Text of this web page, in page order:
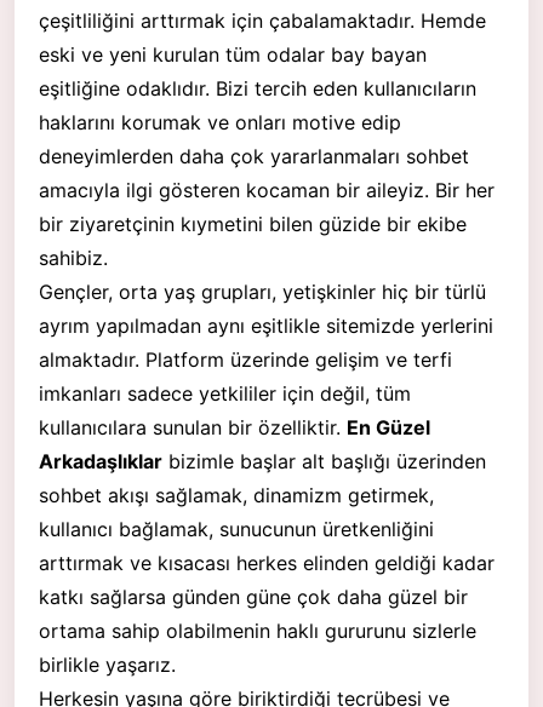
çeşitliliğini arttırmak için çabalamaktadır. Hemde
eski ve yeni kurulan tüm odalar bay bayan
eşitliğine odaklıdır. Bizi tercih eden kullanıcıların
haklarını korumak ve onları motive edip
deneyimlerden daha çok yararlanmaları sohbet
amacıyla ilgi gösteren kocaman bir aileyiz. Bir her
bir ziyaretçinin kıymetini bilen güzide bir ekibe
sahibiz.
Gençler, orta yaş grupları, yetişkinler hiç bir türlü
ayrım yapılmadan aynı eşitlikle sitemizde yerlerini
almaktadır. Platform üzerinde gelişim ve terfi
imkanları sadece yetkililer için değil, tüm
kullanıcılara sunulan bir özelliktir. En Güzel
Arkadaşlıklar bizimle başlar alt başlığı üzerinden
sohbet akışı sağlamak, dinamizm getirmek,
kullanıcı bağlamak, sunucunun üretkenliğini
arttırmak ve kısacası herkes elinden geldiği kadar
katkı sağlarsa günden güne çok daha güzel bir
ortama sahip olabilmenin haklı gururunu sizlerle
birlikle yaşarız.
Herkesin yaşına göre biriktirdiği tecrübesi ve